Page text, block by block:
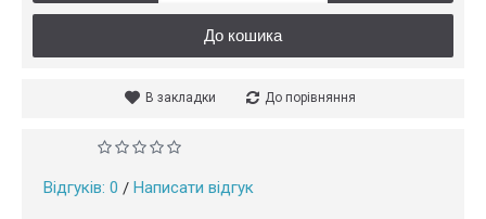
До кошика
В закладки До порівняння
Відгуків: 0 / Написати відгук